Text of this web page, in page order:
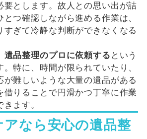
要とします。故人との思い出が詰
とつ確認しながら進める作業は、
すぎて冷静な判断ができなくなる
遺品整理のプロに依頼する という
特に、時間が限られていたり、
が難しいような大量の遺品がある
借りることで円滑かつ丁寧に作業
ます。
アなら安心の遺品整